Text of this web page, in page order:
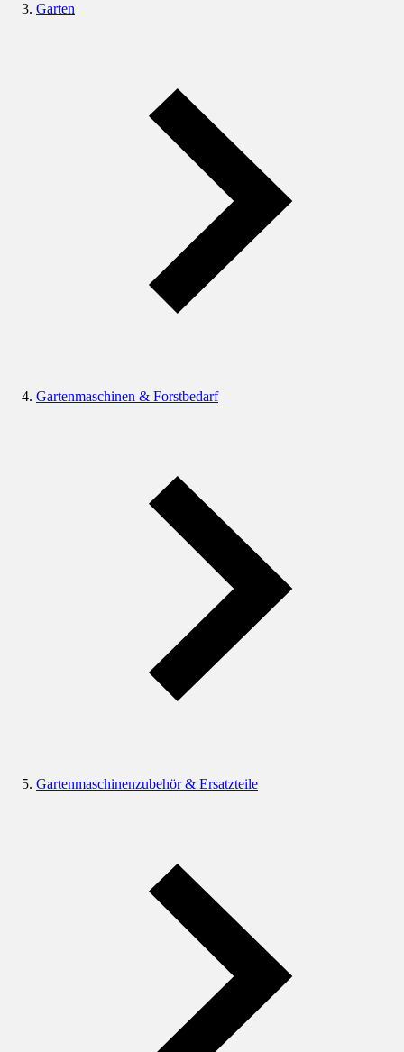
Garten
Gartenmaschinen & Forstbedarf
Gartenmaschinenzubehör & Ersatzteile